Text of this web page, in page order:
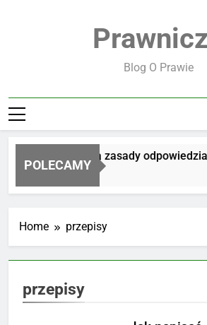
Blog O Prawie
POLECAMY
Jakie są zasady
4 Dni Ago
Home przepisy
przepisy